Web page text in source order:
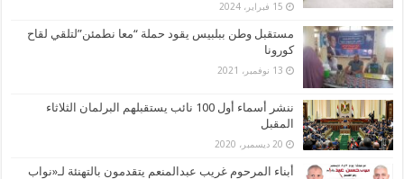
15 فبراير، 2024
مستقبل وطن ببلبيس يقود حملة “معا نطمئن”لتلقي لقاح
كورونا
13 نوفمبر، 2021
ننشر أسماء أول 100 نائب يستقبلهم البرلمان الثلاثاء
المقبل
20 ديسمبر، 2020
أبناء المرحوم غريب عبدالمنعم يتقدمون بالتهنئة لـ«نواب